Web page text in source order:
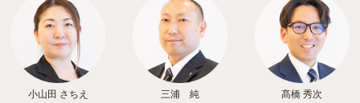
小山田 さちえ 三浦 純 髙橋 秀次